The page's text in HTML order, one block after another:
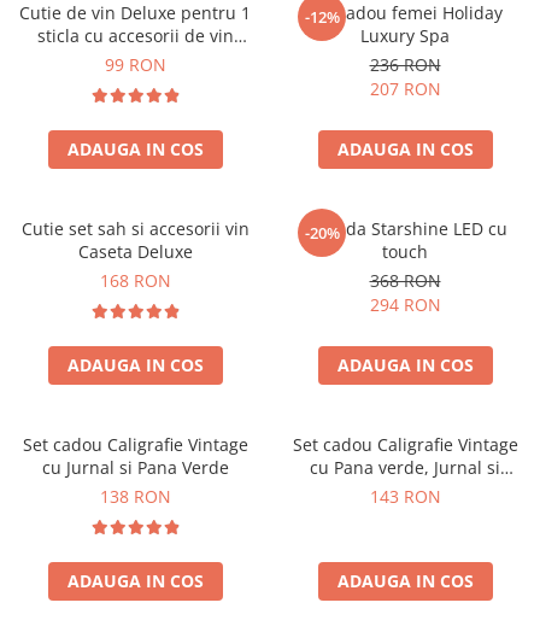
Cutie de vin Deluxe pentru 1
sticla cu accesorii de vin
incluse piele ecologica de
99 RON
ADAUGA IN COS
-12%
Set cadou femei Holiday
Luxury Spa
236 RON
207 RON
ADAUGA IN COS
Cutie set sah si accesorii vin
Caseta Deluxe
168 RON
ADAUGA IN COS
-20%
Oglinda Starshine LED cu
touch
368 RON
294 RON
ADAUGA IN COS
Set cadou Caligrafie Vintage
cu Jurnal si Pana Verde
138 RON
ADAUGA IN COS
Set cadou Caligrafie Vintage
cu Pana verde, Jurnal si
Suport pentru stilou, 9 piese
143 RON
ADAUGA IN COS